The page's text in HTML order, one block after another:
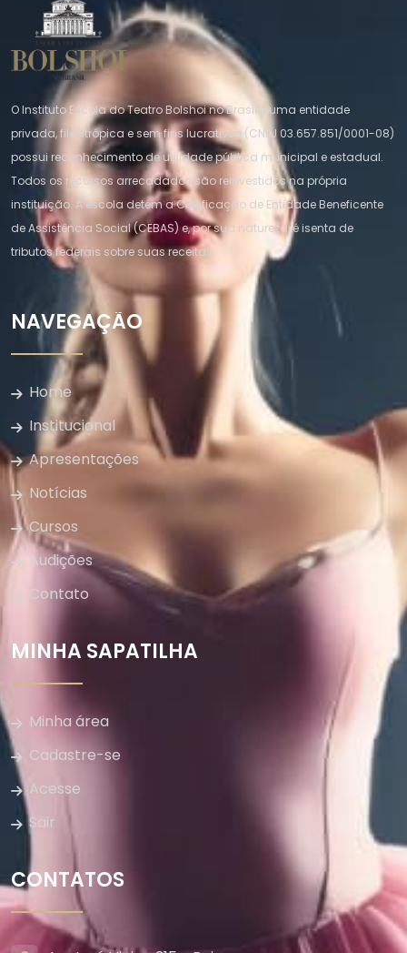
O Instituto Escola do Teatro Bolshoi no Brasil é uma entidade
privada, filantrópica e sem fins lucrativos (CNPJ 03.657.851/0001-08)
possui reconhecimento de utilidade pública municipal e estadual.
Todos os recursos arrecadados são reinvestidos na própria
instituição. A escola detém a Certificação de Entidade Beneficente
de Assistência Social (CEBAS) e, por sua natureza, é isenta de
tributos federais sobre suas receitas.
NAVEGAÇÃO
Home
Institucional
Apresentações
Notícias
Cursos
Audições
Contato
MINHA SAPATILHA
Minha área
Cadastre-se
Acesse
Sair
CONTATOS